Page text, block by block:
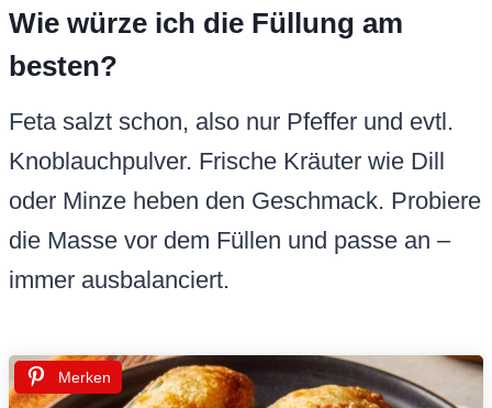
Wie würze ich die Füllung am
besten?
Feta salzt schon, also nur Pfeffer und evtl.
Knoblauchpulver. Frische Kräuter wie Dill
oder Minze heben den Geschmack. Probiere
die Masse vor dem Füllen und passe an –
immer ausbalanciert.
Merken